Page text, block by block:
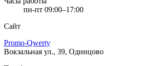
пн-пт 09:00–17:00
Сайт
Promo-Qwerty
Вокзальная ул., 39, Одинцово